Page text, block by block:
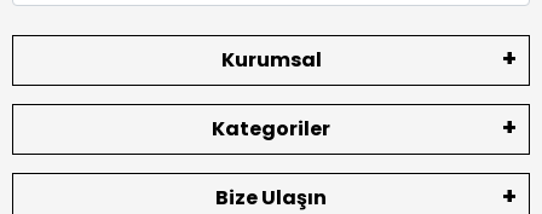
Kurumsal
Kategoriler
Bize Ulaşın